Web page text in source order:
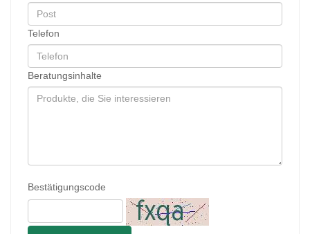
Telefon
Beratungsinhalte
Bestätigungscode